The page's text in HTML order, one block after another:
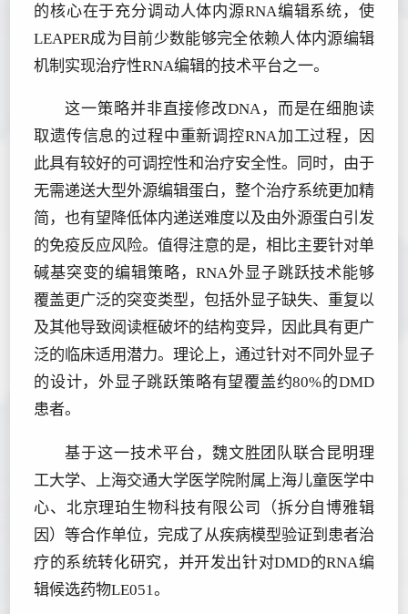
的核心在于充分调动人体内源RNA编辑系统，使
LEAPER成为目前少数能够完全依赖人体内源编辑
机制实现治疗性RNA编辑的技术平台之一。
这一策略并非直接修改DNA，而是在细胞读
取遗传信息的过程中重新调控RNA加工过程，因
此具有较好的可调控性和治疗安全性。同时，由于
无需递送大型外源编辑蛋白，整个治疗系统更加精
简，也有望降低体内递送难度以及由外源蛋白引发
的免疫反应风险。值得注意的是，相比主要针对单
碱基突变的编辑策略，RNA外显子跳跃技术能够
覆盖更广泛的突变类型，包括外显子缺失、重复以
及其他导致阅读框破坏的结构变异，因此具有更广
泛的临床适用潜力。理论上，通过针对不同外显子
的设计，外显子跳跃策略有望覆盖约80%的DMD
患者。
基于这一技术平台，魏文胜团队联合昆明理
工大学、上海交通大学医学院附属上海儿童医学中
心、北京理珀生物科技有限公司（拆分自博雅辑
因）等合作单位，完成了从疾病模型验证到患者治
疗的系统转化研究，并开发出针对DMD的RNA编
辑候选药物LE051。